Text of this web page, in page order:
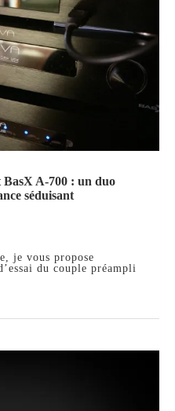
A-700 : un duo
séduisant
je vous propose
du couple préampli